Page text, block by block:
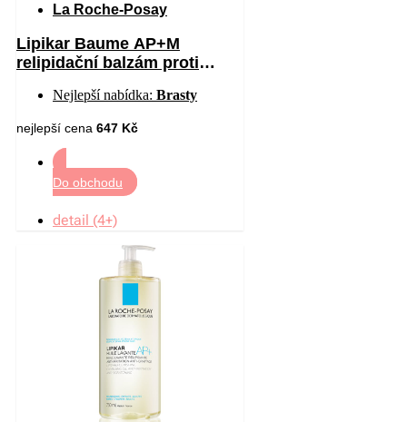
La Roche-Posay
Lipikar Baume AP+M
relipidační balzám proti
pokožky 400 ml
Nejlepší nabídka: Brasty
nejlepší cena 647 Kč
Do obchodu
detail (4+)